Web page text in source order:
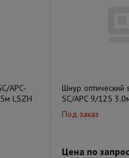
APC-
LSZH
Шнур оптический
SC/APC 9/125
Под заказ
Цена по